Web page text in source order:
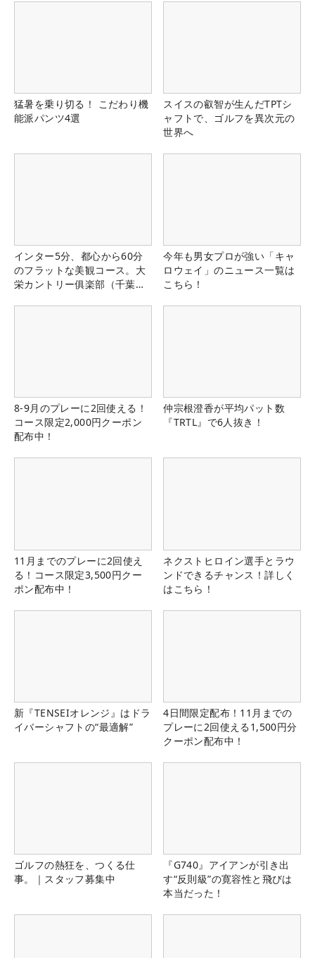
猛暑を乗り切る！ こだわり機
能派パンツ4選
スイスの叡智が生んだTPTシ
ャフトで、ゴルフを異次元の
世界へ
インター5分、都心から60分
のフラットな美観コース。大
栄カントリー俱楽部（千葉
今年も男女プロが強い「キャ
ロウェイ」のニュース一覧は
こちら！
8-9月のプレーに2回使える！
コース限定2,000円クーポン
配布中！
仲宗根澄香が平均パット数
『TRTL』で6人抜き！
11月までのプレーに2回使え
る！コース限定3,500円クー
ポン配布中！
ネクストヒロイン選手とラウ
ンドできるチャンス！詳しく
はこちら！
新『TENSEIオレンジ』はドラ
イバーシャフトの“最適解”
4日間限定配布！11月までの
プレーに2回使える1,500円分
クーポン配布中！
ゴルフの熱狂を、つくる仕
事。｜スタッフ募集中
『G740』アイアンが引き出
す“反則級”の寛容性と飛びは
本当だった！